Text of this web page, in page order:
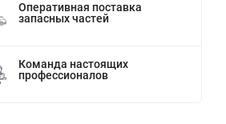
Оперативная поставка
запасных частей
Команда настоящих
профессионалов